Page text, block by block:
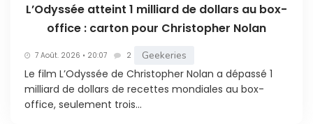
L’Odyssée atteint 1 milliard de dollars au box-
office : carton pour Christopher Nolan
7 Août. 2026 • 20:07 2 Geekeries
Le film L’Odyssée de Christopher Nolan a dépassé 1
milliard de dollars de recettes mondiales au box-
office, seulement trois...